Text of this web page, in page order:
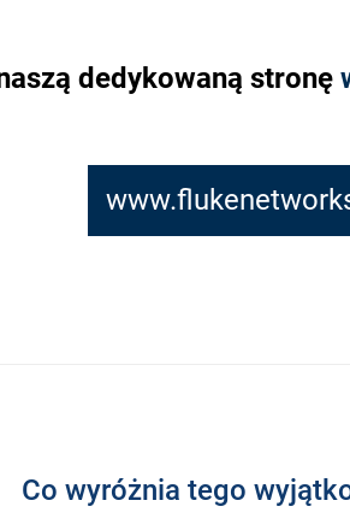
dedykowaną stronę
Co wyróżnia tego